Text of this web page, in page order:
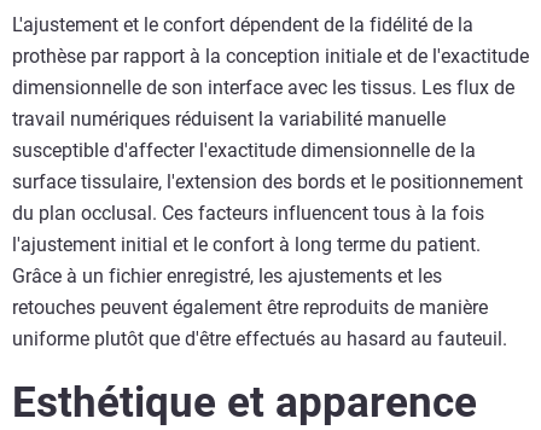
L'ajustement et le confort dépendent de la fidélité de la
prothèse par rapport à la conception initiale et de l'exactitude
dimensionnelle de son interface avec les tissus. Les flux de
travail numériques réduisent la variabilité manuelle
susceptible d'affecter l'exactitude dimensionnelle de la
surface tissulaire, l'extension des bords et le positionnement
du plan occlusal. Ces facteurs influencent tous à la fois
l'ajustement initial et le confort à long terme du patient.
Grâce à un fichier enregistré, les ajustements et les
retouches peuvent également être reproduits de manière
uniforme plutôt que d'être effectués au hasard au fauteuil.
Esthétique et apparence